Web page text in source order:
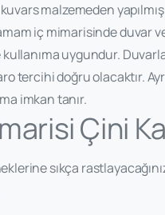
malzemeden
iç mimarisinde duvar
kullanıma uygundur.
tercihi doğru olacaktır.
imkan tanır.
Çini
sıkça